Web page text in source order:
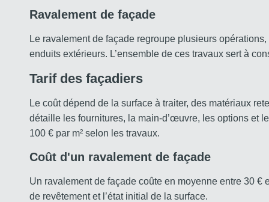
Ravalement de façade
Le ravalement de façade regroupe plusieurs
enduits extérieurs. L’ensemble de ces travaux sert à
Tarif des façadiers
Le coût dépend de la surface à traiter, des matériaux
détaille les fournitures, la main-d’œuvre, les options et
100 € par m² selon les travaux.
Coût d'un ravalement de façade
Un ravalement de façade coûte en moyenne entre 30 €
de revêtement et l’état initial de la surface.